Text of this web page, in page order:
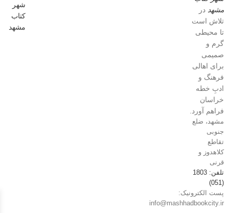
مشهد در
تلاش است
تا محیطی
گرم و
صمیمی
برای اهالی
فرهنگ و
ادبِ خطه
خراسان
فراهم آورد.
مشهد، ضلع
جنوبی
تقاطع
کلاهدوز و
قرنی
تلفن: 1803
(051)
پست الکترونیک:
info@mashhadbookcity.ir